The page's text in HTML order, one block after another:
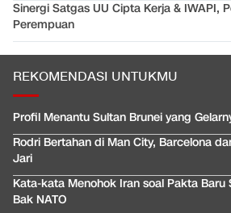
Sinergi Satgas UU Cipta Kerja & IWAPI,
Perempuan
REKOMENDASI UNTUKMU
Profil Menantu Sultan Brunei yang
Rodri Bertahan di Man City, Barcelona
Jari
Kata-kata Menohok Iran soal Pakta Baru
Bak NATO